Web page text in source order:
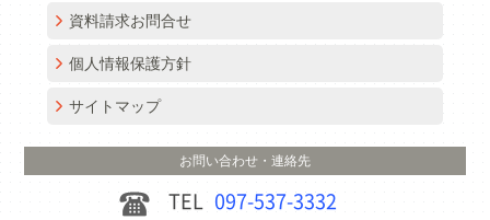
資料請求お問合せ
個人情報保護方針
サイトマップ
お問い合わせ・連絡先
TEL 097-537-3332